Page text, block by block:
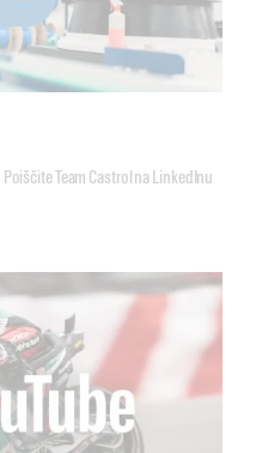
Team Castrol na LinkedInu